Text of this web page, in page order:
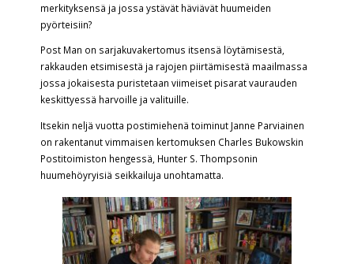
merkityksensä ja jossa ystävät häviävät huumeiden
pyörteisiin?
Post Man on sarjakuvakertomus itsensä löytämisestä,
rakkauden etsimisestä ja rajojen piirtämisestä maailmassa
jossa jokaisesta puristetaan viimeiset pisarat vaurauden
keskittyessä harvoille ja valituille.
Itsekin neljä vuotta postimiehenä toiminut Janne Parviainen
on rakentanut vimmaisen kertomuksen Charles Bukowskin
Postitoimiston hengessä, Hunter S. Thompsonin
huumehöyryisiä seikkailuja unohtamatta.